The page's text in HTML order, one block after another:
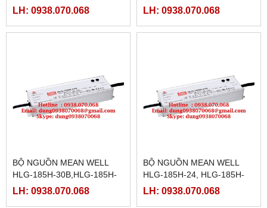
48D, HLG-185H-54,HLG-
54B,HLG-185H-54D
LH: 0938.070.068
42A,HLG-185H-42B,HLG-
48,HLG-185H-48A
LH: 0938.070.068
BỘ NGUỒN MEAN WELL
HLG-185H-30B,HLG-185H-
30D, HLG-185H-36,HLG-
LH: 0938.070.068
BỘ NGUỒN MEAN WELL
HLG-185H-24, HLG-185H-
24A,HLG-185H-24B,HLG-
LH: 0938.070.068